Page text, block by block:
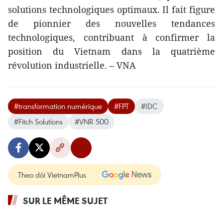
solutions technologiques optimaux. Il fait figure
de pionnier des nouvelles tendances
technologiques, contribuant à confirmer la
position du Vietnam dans la quatrième
révolution industrielle. – VNA
#transformation numérique #FPT
#IDC
#Fitch Solutions
#VNR 500
Theo dõi VietnamPlus
SUR LE MÊME SUJET